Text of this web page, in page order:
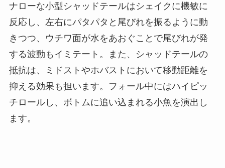
ナローな小型シャッドテールはシェイクに機敏に
反応し、左右にパタパタと尾びれを振るように動
きつつ、ウチワ面が水をあおぐことで尾びれが発
する波動もイミテート。また、シャッドテールの
抵抗は、ミドストやホバストにおいて移動距離を
抑える効果も担います。フォール中にはハイピッ
チロールし、ボトムに追い込まれる小魚を演出し
ます。